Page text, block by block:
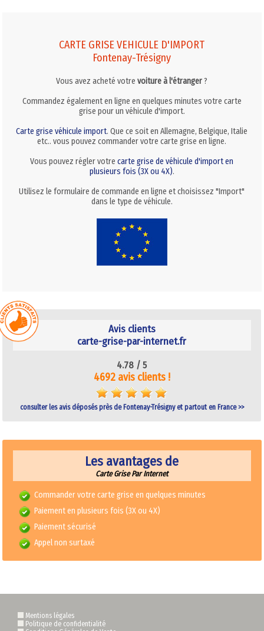
CARTE GRISE VEHICULE D'IMPORT
Fontenay-Trésigny
Vous avez acheté votrevoiture à l'étranger?
Commandez également en ligne en quelques minutes votre carte
grise pour un véhicule d'import.
Carte grise véhicule import. Que ce soit en Allemagne, Belgique, Italie
etc.. vous pouvez commander votre carte grise en ligne.
Vous pouvez régler votrecarte grise de véhicule d'import en
plusieurs fois (3X ou 4X).
Utilisez le formulaire de commande en ligne et choisissez "Import"
dans le type de véhicule.
Avis clients
carte-grise-par-internet.fr
4.78 /5
4692 avis clients !
consulter les avis déposés près de Fontenay-Trésigny et partout en France >>
Les avantages de
Carte Grise Par Internet
Commander votre carte grise en quelques minutes
Paiement en plusieurs fois (3X ou 4X)
Paiement sécurisé
Appel non surtaxé
Mentions légales
Politique de confidentialité